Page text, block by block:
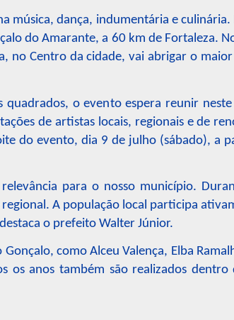
música, dança, indumentária e culinária.
do Amarante, a 60 km de Fortaleza.
no Centro da cidade, vai abrigar o
o evento espera reunir
de artistas locais, regionais e de
do evento, dia 9 de julho (sábado), a
para o nosso município.
A população local participa
o prefeito Walter Júnior.
como Alceu Valença, Elba
os anos também são realizados